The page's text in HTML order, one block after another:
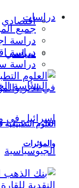
اقتصادي
سياسي
دراسات
جميع
دراسة
دراسة
دراسة
العلوم
والمؤثرات